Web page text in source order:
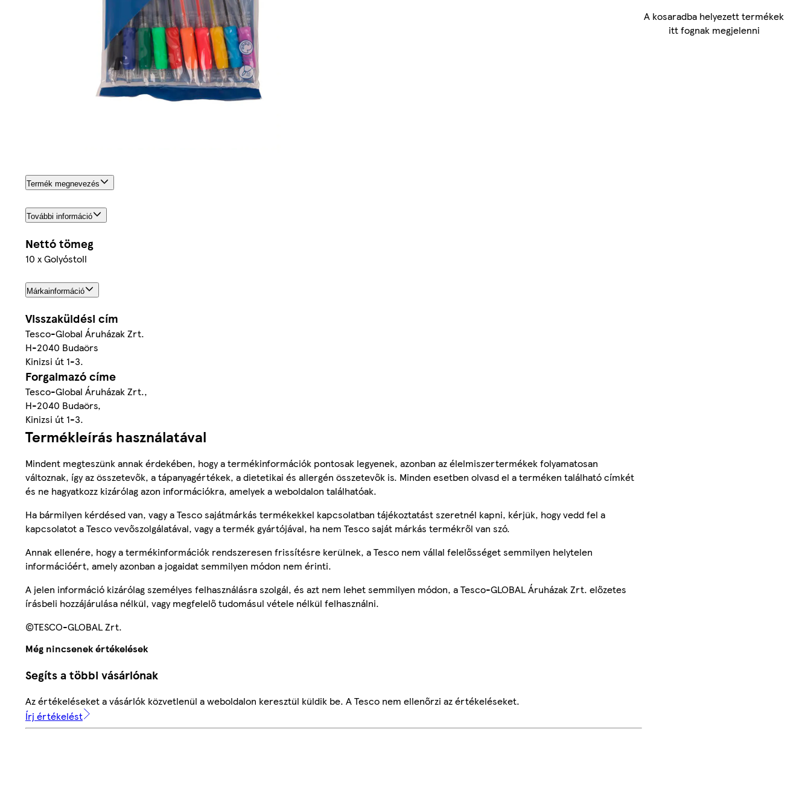
Termék megnevezés
További információ
Nettó tömeg
10 x Golyóstoll
Márkainformáció
Visszaküldési cím
Tesco-Global Áruházak Zrt.
H-2040 Budaörs
Kinizsi út 1-3.
Forgalmazó címe
Tesco-Global Áruházak Zrt.,
H-2040 Budaörs,
Kinizsi út 1-3.
Termékleírás használatával
Mindent megteszünk annak érdekében, hogy a termékinformációk pontosak legyenek, azonban az élelmiszertermékek folyamatosan
változnak, így az összetevők, a tápanyagértékek, a dietetikai és allergén összetevők is. Minden esetben olvasd el a terméken található címkét
és ne hagyatkozz kizárólag azon információkra, amelyek a weboldalon találhatóak.
Ha bármilyen kérdésed van, vagy a Tesco sajátmárkás termékekkel kapcsolatban tájékoztatást szeretnél kapni, kérjük, hogy vedd fel a
kapcsolatot a Tesco vevőszolgálatával, vagy a termék gyártójával, ha nem Tesco saját márkás termékről van szó.
Annak ellenére, hogy a termékinformációk rendszeresen frissítésre kerülnek, a Tesco nem vállal felelősséget semmilyen helytelen
információért, amely azonban a jogaidat semmilyen módon nem érinti.
A jelen információ kizárólag személyes felhasználásra szolgál, és azt nem lehet semmilyen módon, a Tesco-GLOBAL Áruházak Zrt. előzetes
írásbeli hozzájárulása nélkül, vagy megfelelő tudomásul vétele nélkül felhasználni.
©TESCO-GLOBAL Zrt.
Még nincsenek értékelések
Segíts a többi vásárlónak
Az értékeléseket a vásárlók közvetlenül a weboldalon keresztül küldik be. A Tesco nem ellenőrzi az értékeléseket.
Írj értékelést
A kosaradba helyezett termékek
itt fognak megjelenni